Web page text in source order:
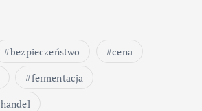
bezpieczeństwo
cena
fermentacja
handel